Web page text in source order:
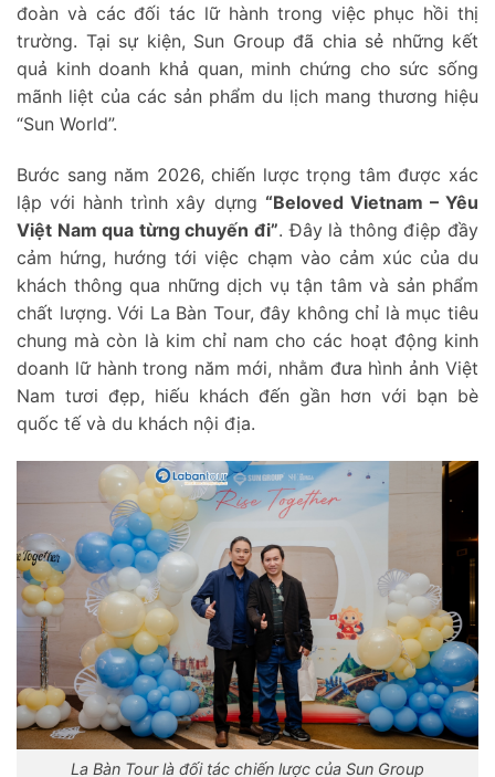
đoàn và các đối tác lữ hành trong việc phục hồi thị
trường. Tại sự kiện, Sun Group đã chia sẻ những kết
quả kinh doanh khả quan, minh chứng cho sức sống
mãnh liệt của các sản phẩm du lịch mang thương hiệu
“Sun World”.
Bước sang năm 2026, chiến lược trọng tâm được xác
lập với hành trình xây dựng “Beloved Vietnam – Yêu
Việt Nam qua từng chuyến đi”. Đây là thông điệp đầy
cảm hứng, hướng tới việc chạm vào cảm xúc của du
khách thông qua những dịch vụ tận tâm và sản phẩm
chất lượng. Với La Bàn Tour, đây không chỉ là mục tiêu
chung mà còn là kim chỉ nam cho các hoạt động kinh
doanh lữ hành trong năm mới, nhằm đưa hình ảnh Việt
Nam tươi đẹp, hiếu khách đến gần hơn với bạn bè
quốc tế và du khách nội địa.
La Bàn Tour là đối tác chiến lược của Sun Group